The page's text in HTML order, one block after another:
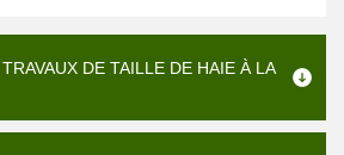
DE TAILLE DE HAIE À LA